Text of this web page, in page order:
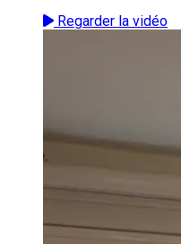
Regarder la vidéo